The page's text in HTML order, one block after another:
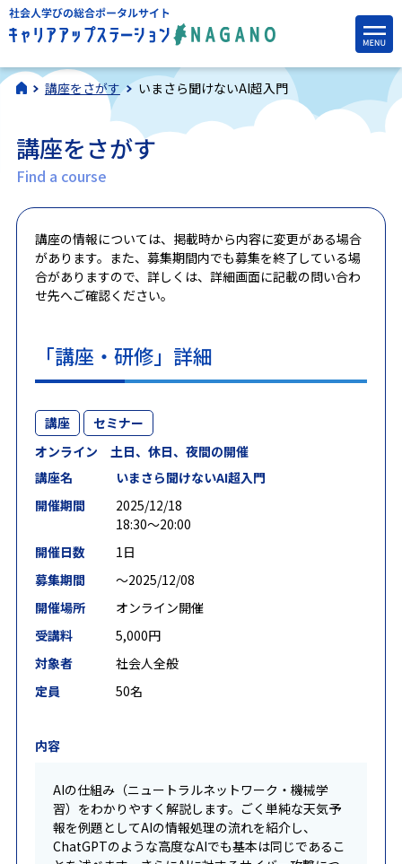
講座をさがす いまさら聞けないAI超入門
講座をさがす
Find a course
講座の情報については、掲載時から内容に変更がある場合
があります。また、募集期間内でも募集を終了している場
合がありますので、詳しくは、詳細画面に記載の問い合わ
せ先へご確認ください。
「講座・研修」詳細
講座
セミナー
オンライン 土日、休日、夜間の開催
講座名
いまさら聞けないAI超入門
開催期間
2025/12/18
18:30～20:00
開催日数
1日
募集期間
〜2025/12/08
開催場所
オンライン開催
受講料
5,000円
対象者
社会人全般
定員
50名
内容
AIの仕組み（ニュートラルネットワーク・機械学
習）をわかりやすく解説します。ごく単純な天気予
報を例題としてAIの情報処理の流れを紹介し、
ChatGPTのような高度なAIでも基本は同じであるこ